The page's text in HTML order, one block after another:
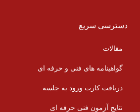
دسترسی سریع
مقالات
گواهینامه های فنی و حرفه ای
دریافت کارت ورود به جلسه
نتایج آزمون فنی حرفه ای